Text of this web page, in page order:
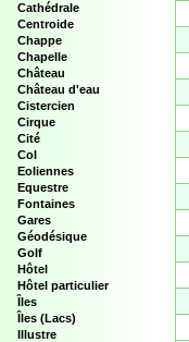
Cathédrale
Centroide
Chappe
Chapelle
Château
Château d'eau
Cistercien
Cirque
Cité
Col
Eoliennes
Equestre
Fontaines
Gares
Géodésique
Golf
Hôtel
Hôtel particulier
Îles
Îles (Lacs)
Illustre